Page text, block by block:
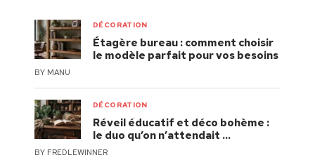
DÉCORATION
Étagère bureau : comment choisir
le modèle parfait pour vos besoins
BY MANU
DÉCORATION
Réveil éducatif et déco bohème :
le duo qu’on n’attendait …
BY FREDLEWINNER